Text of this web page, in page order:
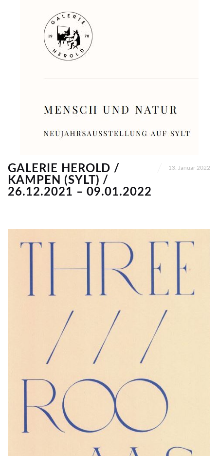
GALERIE HEROLD /
KAMPEN (SYLT) /
26.12.2021 – 09.01.2022
13. Januar 2022